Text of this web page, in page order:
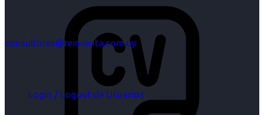
consultores@reinventa.com.uy
Login / Logout de Usuarios